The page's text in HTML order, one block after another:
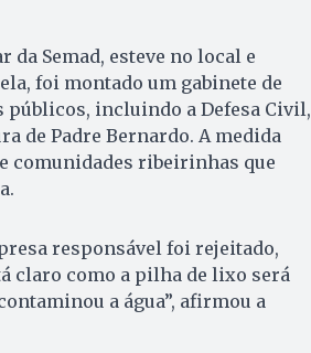
Semad, esteve no local e
foi montado um gabinete de
incluindo a Defesa Civil,
de Padre Bernardo. A medida
comunidades ribeirinhas que
responsável foi rejeitado,
claro como a pilha de lixo será
a água”, afirmou a